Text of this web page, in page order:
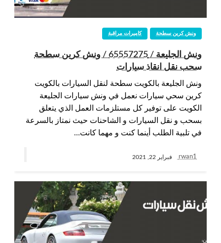
كاميرات مراقبة ونش كرين سطحة
ونش الجليعة / 65557275 / ونش كرين سطحة
سحب نقل انقاذ سيارات
ونش الجليعة بالكويت سطحة لنقل السيارات بالكويت
كرين سحي سيارات نعمل في ونش سيارات الجليعة
الكويت على توفير كل مستلزمات العمل الذي يتعلق
بسحب و نقل السيارات و الشاحنات حيث نمتاز بالسرعة
في تلبية الطلب أينما كنت و مهما كانت…
rwan1 فبراير 22, 2021